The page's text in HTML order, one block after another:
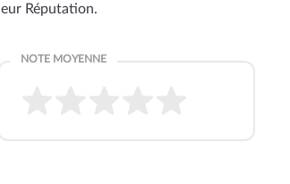
leur Réputation.